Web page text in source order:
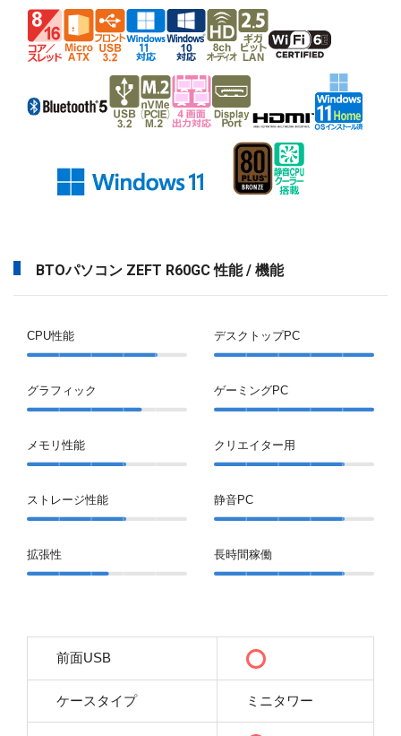
BTOパソコン ZEFT R60GC 性能 / 機能
CPU性能
グラフィック
メモリ性能
ストレージ性能
拡張性
デスクトップPC
ゲーミングPC
クリエイター用
静音PC
長時間稼働
前面USB
ケースタイプ ミニタワー